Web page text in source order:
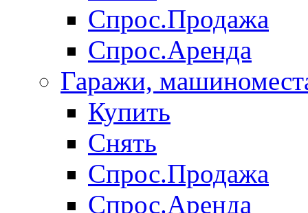
Спрос.Продажа
Спрос.Аренда
Гаражи,
Купить
Снять
Спрос.Продажа
Спрос.Аренда